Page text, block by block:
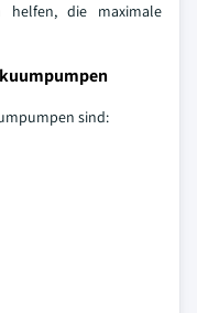
helfen, die maximale
sind: